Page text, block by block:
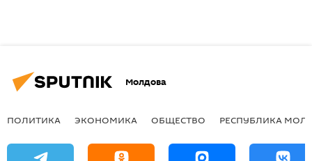
Молдова
ПОЛИТИКА ЭКОНОМИКА ОБЩЕСТВО РЕСПУБЛИКА